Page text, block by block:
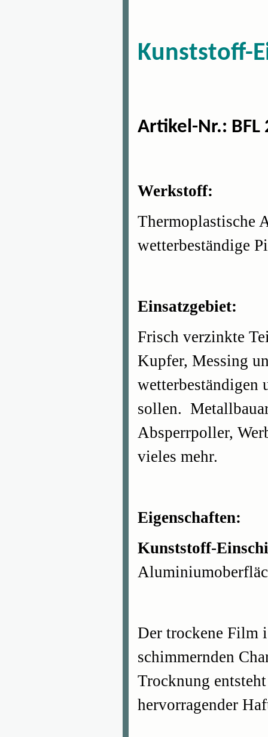
Kunststoff-
Artikel-Nr.: BFL
Werkstoff:
Thermoplastische
wetterbeständige
Einsatzgebiet:
Frisch verzinkte
Kupfer, Messing
wetterbeständigen
sollen.
Absperrpoller,
vieles mehr.
Eigenschaften:
Kunststoff-
Der trockene Film
schimmernden
Trocknung
hervorragender